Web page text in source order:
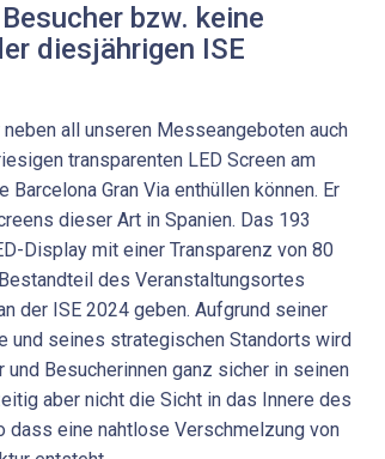
bzw. keine
diesjährigen ISE
all unseren Messeangeboten auch
transparenten LED Screen am
Barcelona Gran Via enthüllen können. Er
dieser Art in Spanien. Das 193
Display mit einer Transparenz von 80
des Veranstaltungsortes
der ISE 2024 geben. Aufgrund seiner
und seines strategischen Standorts wird
und Besucherinnen ganz sicher in seinen
aber nicht die Sicht in das Innere des
dass eine nahtlose Verschmelzung von